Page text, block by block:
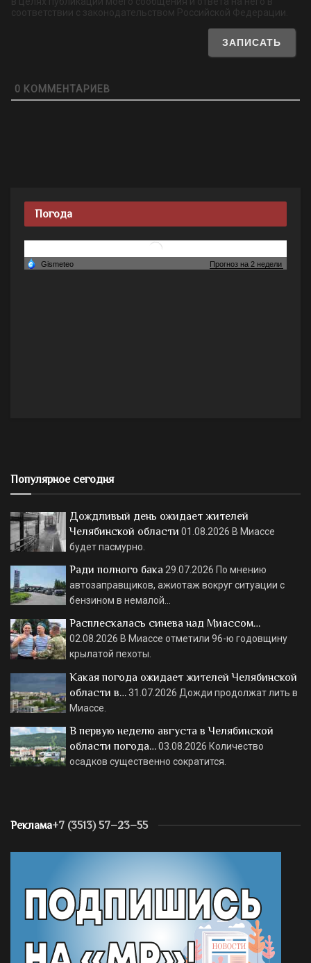
соответствии с законодательством Российской Федерации.
0 КОММЕНТАРИЕВ
Погода
Популярное сегодня
Дождливый день ожидает жителей
Челябинской области 01.08.2026 В Миассе
будет пасмурно.
Ради полного бака 29.07.2026 По мнению
автозаправщиков, ажиотаж вокруг ситуации с
бензином в немалой…
Расплескалась синева над Миассом…
02.08.2026 В Миассе отметили 96-ю годовщину
крылатой пехоты.
Какая погода ожидает жителей Челябинской
области в…31.07.2026 Дожди продолжат лить в
Миассе.
В первую неделю августа в Челябинской
области погода…03.08.2026 Количество
осадков существенно сократится.
Реклама+7 (3513) 57–23–55